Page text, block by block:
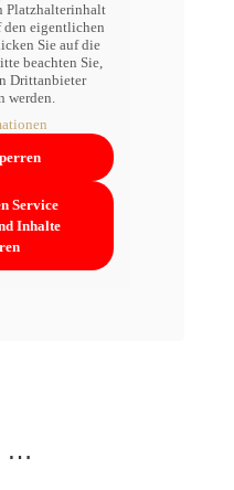
Platzhalterinhalt
den eigentlichen
Sie auf die
beachten Sie,
Drittanbieter
werden.
Service
Inhalte
…